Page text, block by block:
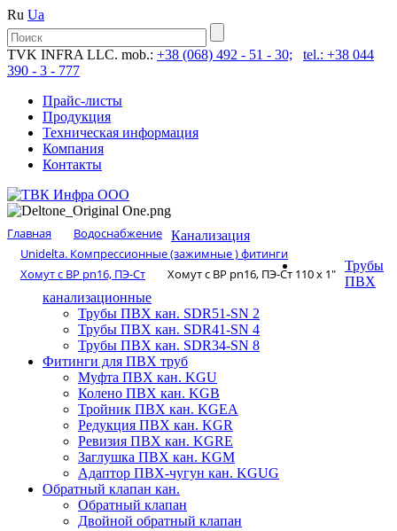
Ru Ua
TVK INFRA LLC. mob.: +38 (068) 492 - 51 - 30;
tel.: +38 044
390 - 3 - 777
Прайс-листы
Продукция
Техническая информация
Компания
Контакты
Главная
Водоснабжение
Unidelta. Компрессионные (зажимные ) фитинги
Хомут с ВР pn16, ПЭ-Ст
Хомут с ВР pn16, ПЭ-Ст 110 х 1″
Канализация
Трубы
ПВХ
канализационные
Трубы ПВХ кан. SDR51-SN 2
Трубы ПВХ кан. SDR41-SN 4
Трубы ПВХ кан. SDR34-SN 8
Фитинги для ПВХ труб
Муфта ПВХ кан. KGU
Колено ПВХ кан. KGB
Тройник ПВХ кан. KGEA
Редукция ПВХ кан. KGR
Ревизия ПВХ кан. KGRE
Заглушка ПВХ кан. KGM
Адаптор ПВХ-чугун кан. KGUG
Обратный клапан кан.
Обратный клапан
Двойной обратный клапан